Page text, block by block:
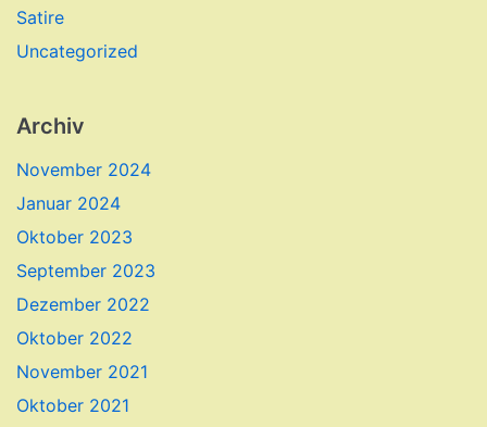
Satire
Uncategorized
Archiv
November 2024
Januar 2024
Oktober 2023
September 2023
Dezember 2022
Oktober 2022
November 2021
Oktober 2021